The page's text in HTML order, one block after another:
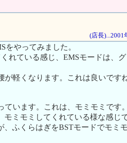
(店長)...2001
をやってみました。
れている感じ、EMSモードは、
が軽くなります。これは良いです
います。これは、モミモミです。
ミモミしてくれている様な感じで
、ふくらはぎをBSTモードでモミ